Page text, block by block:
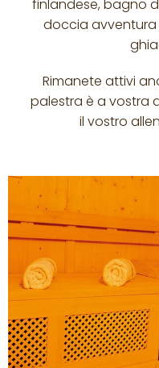
finlandese, bagno
doccia
Rimanete attivi
palestra è a vostra
il vostro